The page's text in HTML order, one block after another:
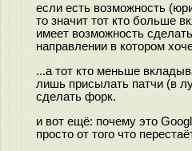
если есть возможность
то значит тот кто больше
имеет возможность
направлении в котором
...а тот кто меньше
лишь присылать патчи (в
сделать форк.
и вот ещё: почему это
просто от того что